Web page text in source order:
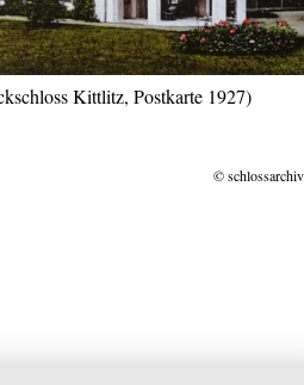
Kittlitz, Postkarte 1927)
©